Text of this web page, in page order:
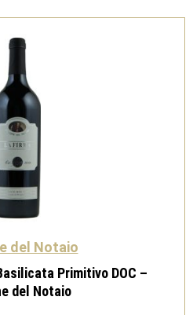
del Notaio
Primitivo DOC –
del Notaio